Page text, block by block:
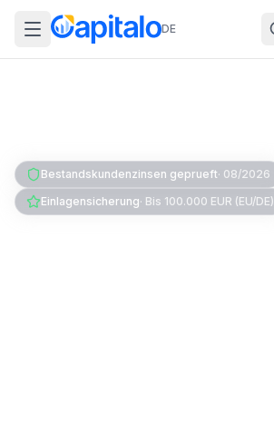
DE
Bestandskundenzinsen geprueft· 08/2026
Einlagensicherung· Bis 100.000 EUR (EU/DE)